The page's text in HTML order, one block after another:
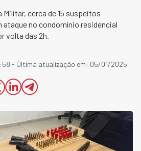
Militar, cerca de 15 suspeitos
ataque no condomínio residencial
volta das 2h.
- Última atualização em: 05/01/2025